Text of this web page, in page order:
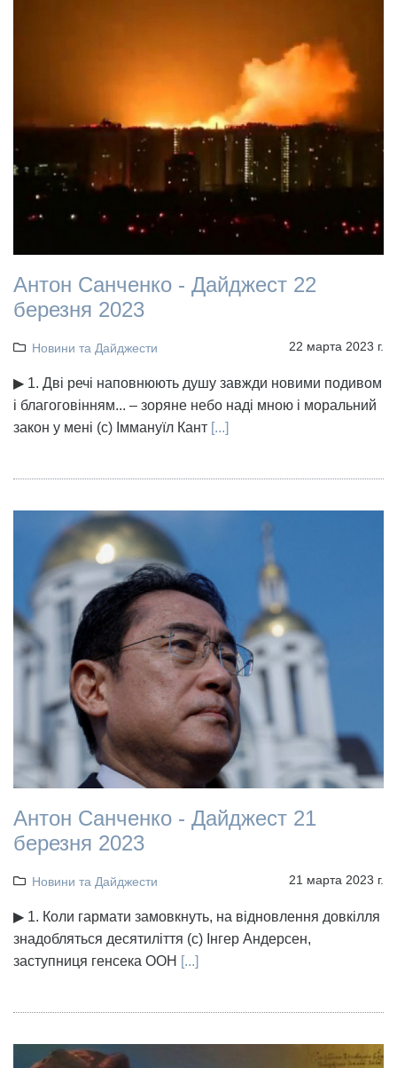
Антон Санченко - Дайджест 22
березня 2023
Новини та Дайджести 22 марта 2023 г.
▶ 1. Дві речі наповнюють душу завжди новими подивом
і благоговінням... – зоряне небо наді мною і моральний
закон у мені (с) Іммануїл Кант [...]
Антон Санченко - Дайджест 21
березня 2023
Новини та Дайджести 21 марта 2023 г.
▶ 1. Коли гармати замовкнуть, на відновлення довкілля
знадобляться десятиліття (с) Інгер Андерсен,
заступниця генсека ООН [...]